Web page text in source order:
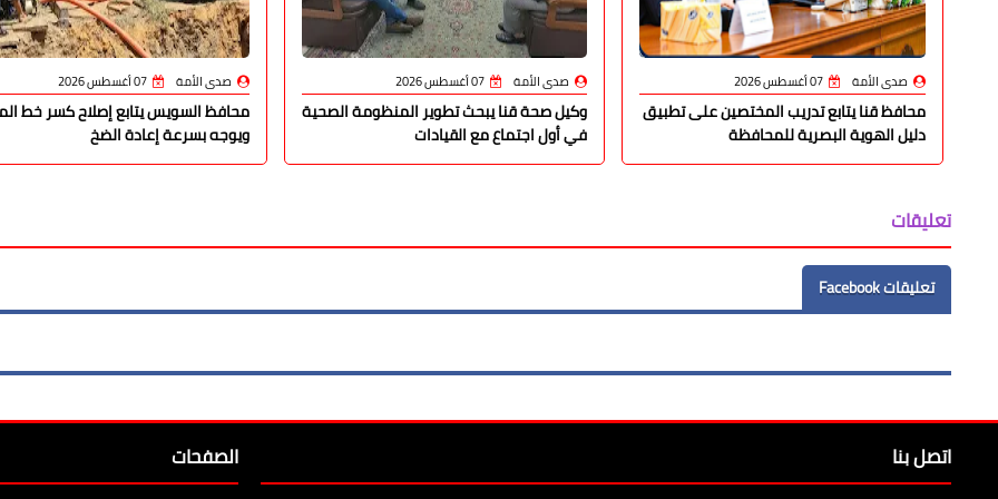
صدى الأمة 07 أغسطس 2026
محافظ قنا يتابع تدريب المختصين على تطبيق
دليل الهوية البصرية للمحافظة
صدى الأمة 07 أغسطس 2026
وكيل صحة قنا يبحث تطوير المنظومة الصحية
في أول اجتماع مع القيادات
صدى الأمة 07 أغسطس 2026
محافظ السويس يتابع إصلاح كسر خط
ويوجه بسرعة إعادة الضخ
تعليقات
تعليقات Facebook
اتصل بنا الصفحات